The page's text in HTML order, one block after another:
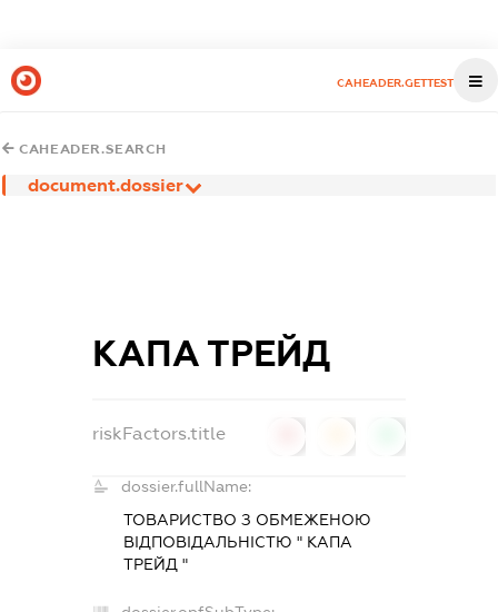
CAHEADER.GETTEST
CAHEADER.SEARCH
document.dossier
КАПА ТРЕЙД
riskFactors.title
dossier.fullName:
ТОВАРИСТВО З ОБМЕЖЕНОЮ
ВІДПОВІДАЛЬНІСТЮ " КАПА
ТРЕЙД "